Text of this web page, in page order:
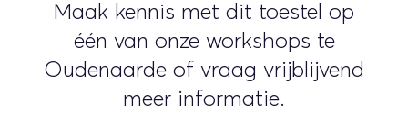
Maak kennis met dit toestel op
één van onze workshops te
Oudenaarde of vraag vrijblijvend
meer informatie.